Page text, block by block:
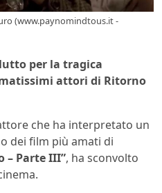
(www.paynomindtous.it -
per la tragica
attori di Ritorno
che ha interpretato un
dei film più amati di
– Parte III”, ha sconvolto